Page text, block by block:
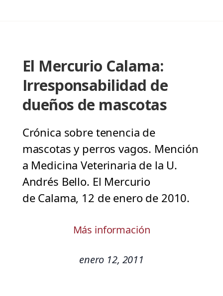
El Mercurio Calama:
Irresponsabilidad de
dueños de mascotas
Crónica sobre tenencia de
mascotas y perros vagos. Mención
a Medicina Veterinaria de la U.
Andrés Bello. El Mercurio
de Calama, 12 de enero de 2010.
Más información
enero 12, 2011